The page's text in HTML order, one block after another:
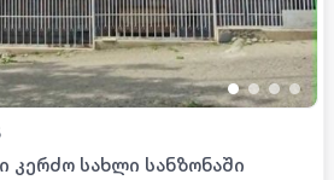
••••
კერძო სახლი სანზონაში